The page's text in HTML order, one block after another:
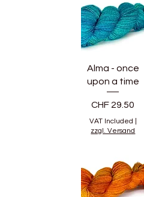
Alma - once
upon a time
Price
CHF 29.50
VAT Included
zzgl. Versand